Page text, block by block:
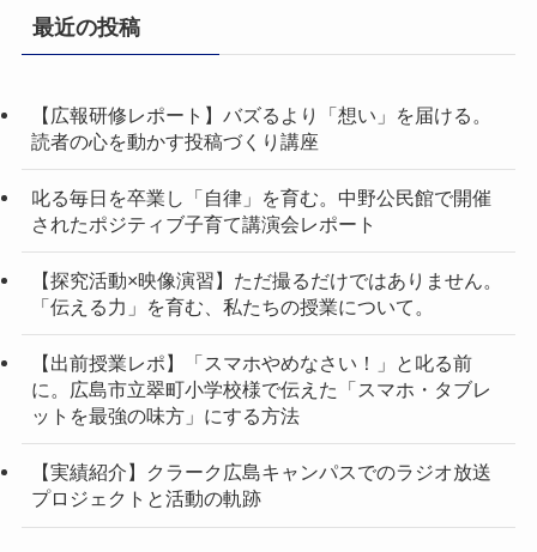
最近の投稿
【広報研修レポート】バズるより「想い」を届ける。
読者の心を動かす投稿づくり講座
叱る毎日を卒業し「自律」を育む。中野公民館で開催
されたポジティブ子育て講演会レポート
【探究活動×映像演習】ただ撮るだけではありません。
「伝える力」を育む、私たちの授業について。
【出前授業レポ】「スマホやめなさい！」と叱る前
に。広島市立翠町小学校様で伝えた「スマホ・タブレ
ットを最強の味方」にする方法
【実績紹介】クラーク広島キャンパスでのラジオ放送
プロジェクトと活動の軌跡